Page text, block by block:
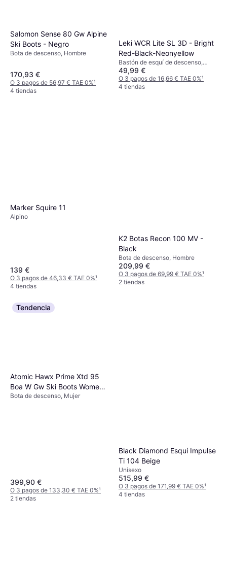
Salomon Sense 80 Gw Alpine
Ski Boots - Negro
Bota de descenso, Hombre
170,93 €
O 3 pagos de 56,97 € TAE 0%¹
4 tiendas
Leki WCR Lite SL 3D - Bright
Red-Black-Neonyellow
Bastón de esquí de descenso,
Unisexo
49,99 €
O 3 pagos de 16,66 € TAE 0%¹
4 tiendas
Marker Squire 11
Alpino
139 €
O 3 pagos de 46,33 € TAE 0%¹
4 tiendas
K2 Botas Recon 100 MV -
Black
Bota de descenso, Hombre
209,99 €
O 3 pagos de 69,99 € TAE 0%¹
2 tiendas
Tendencia
Atomic Hawx Prime Xtd 95
Boa W Gw Ski Boots Women
Black
Bota de descenso, Mujer
399,90 €
O 3 pagos de 133,30 € TAE 0%¹
2 tiendas
Black Diamond Esquí Impulse
Ti 104 Beige
Unisexo
515,99 €
O 3 pagos de 171,99 € TAE 0%¹
4 tiendas